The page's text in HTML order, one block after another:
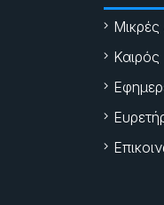
Μικρές
Καιρός